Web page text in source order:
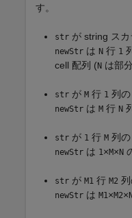
す。
str が string スカ
newStr は N 行 1
cell 配列 (N は部
str が M 行 1 列
newStr は M 行 N
str が 1 行 M 列
newStr は 1×M× N
str が M1 行 M2
newStr は M1×M2× N